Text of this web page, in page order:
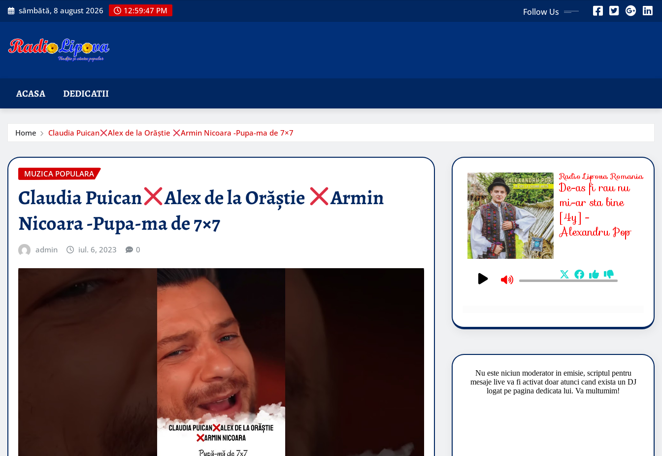
Skip
to
sâmbătă, 8 august 2026 12:59:49 PM Follow Us
ACASA DEDICATII
Home Claudia Puican Alex de la Orăștie Armin Nicoara -Pupa-ma de 7×7
MUZICA POPULARA
Claudia Puican Alex de la Orăștie
Armin
Nicoara -Pupa-ma de 7×7
admin iul. 6, 2023 0